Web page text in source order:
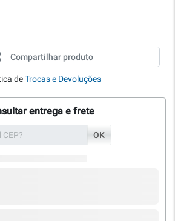
Compartilhar produto
deTrocas e Devoluções
entrega e frete
OK